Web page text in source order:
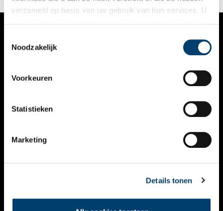
verzameld op basis van uw gebruik van hun services. U
Noodzakelijk
Voorkeuren
Statistieken
Marketing
Details tonen
VERHALEN
KALENDER
THEMA’S
VIDEO’S
CONTACT